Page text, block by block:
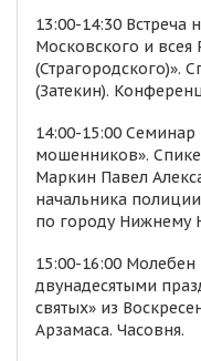
13:00-14:30 Встреча
Московского и всея
(Страгородского)».
(Затекин).
14:00-15:00 Семинар
мошенников».
Маркин Павел
начальника
по городу Нижнему
15:00-16:00 Молебен
двунадесятыми
святых» из
Арзамаса. Часовня.